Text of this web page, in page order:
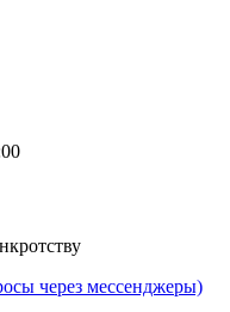
через мессенджеры)